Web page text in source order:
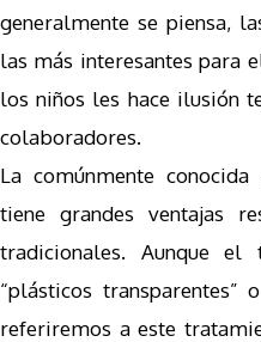
generalmente se piensa,
las más interesantes para
los niños les hace ilusión
colaboradores.
La comúnmente
tiene grandes ventajas
tradicionales. Aunque
“plásticos transparentes”
referiremos a este